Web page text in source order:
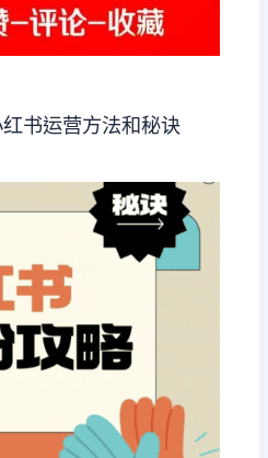
书运营方法和秘诀